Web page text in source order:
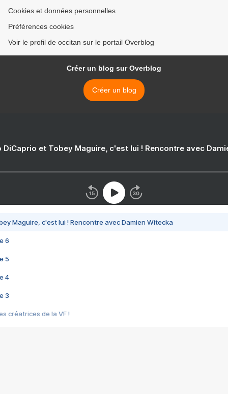
Cookies et données personnelles
Préférences cookies
Voir le profil de occitan sur le portail Overblog
Créer un blog sur Overblog
Créer un blog
DiCaprio et Tobey Maguire, c'est lui ! Rencontre avec
Maguire, c'est lui ! Rencontre avec Damien Witecka
6
5
4
3
créatrices de la VF !